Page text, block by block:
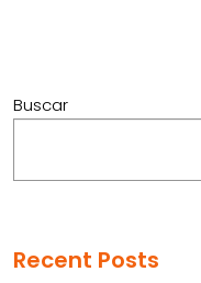
Buscar
Recent Posts